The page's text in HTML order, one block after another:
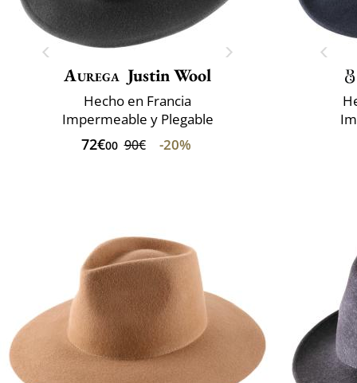
Aurega Justin Wool
Hecho en Francia
Impermeable y Plegable
72€00 90€ -20%